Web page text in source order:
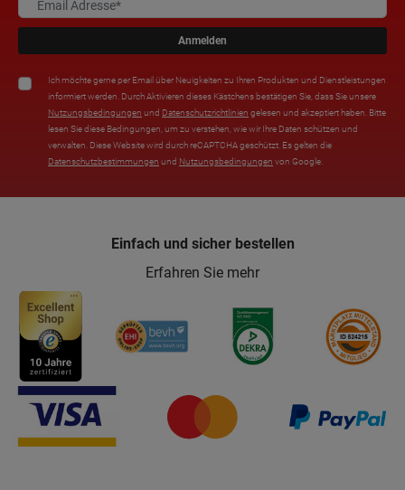
Anmelden
Ich möchte gerne per Email über Neuigkeiten zu Ihren Produkten und Dienstleistungen
informiert werden. Durch Aktivieren dieses Kästchens bestätigen Sie, dass Sie unsere
Nutzungsbedingungen und Datenschutzrichtlinien gelesen und akzeptiert haben. Bitte
lesen Sie diese Bedingungen, um zu verstehen, wie wir Ihre Daten schützen und
verwalten. Diese Website wird durch reCAPTCHA geschützt. Es gelten die
Datenschutzbestimmungen und Nutzungsbedingungen von Google.
Einfach und sicher bestellen
Erfahren Sie mehr